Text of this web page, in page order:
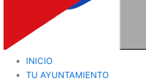
INICIO
TU AYUNTAMIENTO